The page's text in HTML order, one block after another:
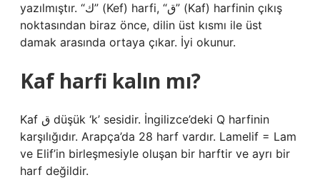
yazılmıştır. “ك” (Kef) harfi, “ق” (Kaf) harfinin çıkış
noktasından biraz önce, dilin üst kısmı ile üst
damak arasında ortaya çıkar. İyi okunur.
Kaf harfi kalın mı?
Kaf ق düşük ‘k’ sesidir. İngilizce’deki Q harfinin
karşılığıdır. Arapça’da 28 harf vardır. Lamelif = Lam
ve Elif’in birleşmesiyle oluşan bir harftir ve ayrı bir
harf değildir.